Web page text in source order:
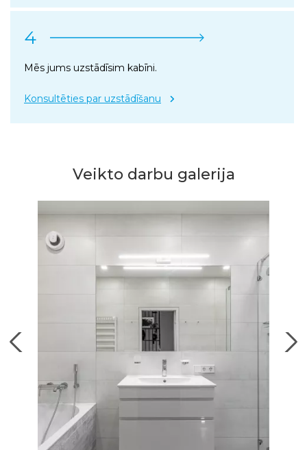
4
Mēs jums uzstādīsim kabīni.
Konsultēties par uzstādīšanu
Veikto darbu galerija